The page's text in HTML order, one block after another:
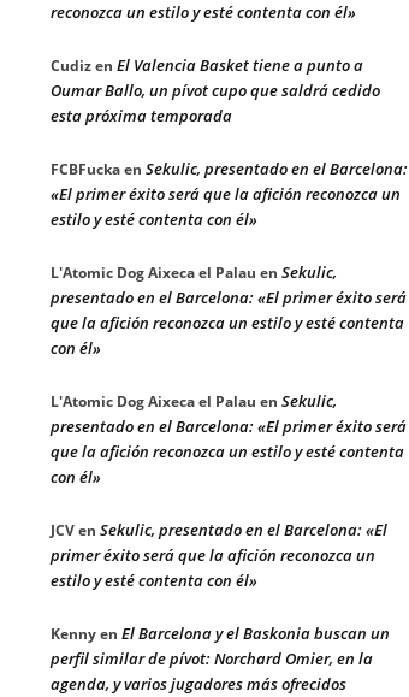
reconozca un estilo y esté contenta con él»
Cudizen El Valencia Basket tiene a punto a
Oumar Ballo, un pívot cupo que saldrá cedido
esta próxima temporada
FCBFuckaen Sekulic, presentado en el Barcelona:
«El primer éxito será que la afición reconozca un
estilo y esté contenta con él»
L'Atomic Dog Aixeca el Palau en Sekulic,
presentado en el Barcelona: «El primer éxito será
que la afición reconozca un estilo y esté contenta
con él»
L'Atomic Dog Aixeca el Palau en Sekulic,
presentado en el Barcelona: «El primer éxito será
que la afición reconozca un estilo y esté contenta
con él»
JCVen Sekulic, presentado en el Barcelona: «El
primer éxito será que la afición reconozca un
estilo y esté contenta con él»
Kennyen El Barcelona y el Baskonia buscan un
perfil similar de pívot: Norchard Omier, en la
agenda, y varios jugadores más ofrecidos